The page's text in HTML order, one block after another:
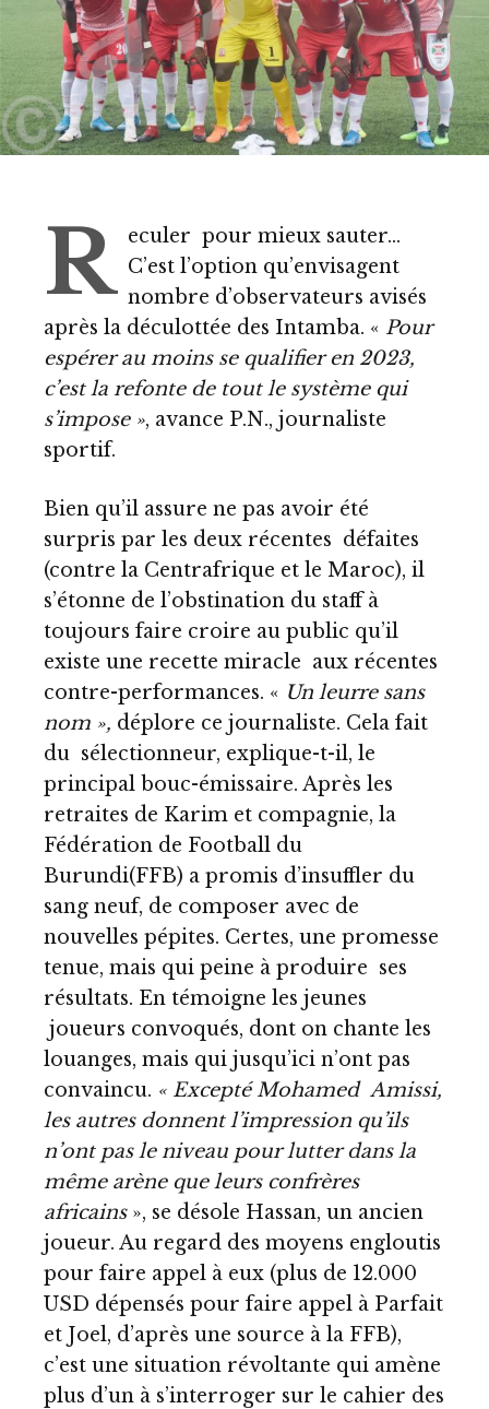
R eculer pour mieux sauter…
C’est l’option qu’envisagent
nombre d’observateurs avisés
après la déculottée des Intamba. « Pour
espérer au moins se qualifier en 2023,
c’est la refonte de tout le système qui
s’impose », avance P.N., journaliste
sportif.
Bien qu’il assure ne pas avoir été
surpris par les deux récentes défaites
(contre la Centrafrique et le Maroc), il
s’étonne de l’obstination du staff à
toujours faire croire au public qu’il
existe une recette miracle aux récentes
contre-performances. « Un leurre sans
nom », déplore ce journaliste. Cela fait
du sélectionneur, explique-t-il, le
principal bouc-émissaire. Après les
retraites de Karim et compagnie, la
Fédération de Football du
Burundi(FFB) a promis d’insuffler du
sang neuf, de composer avec de
nouvelles pépites. Certes, une promesse
tenue, mais qui peine à produire ses
résultats. En témoigne les jeunes
joueurs convoqués, dont on chante les
louanges, mais qui jusqu’ici n’ont pas
convaincu. « Excepté Mohamed Amissi,
les autres donnent l’impression qu’ils
n’ont pas le niveau pour lutter dans la
même arène que leurs confrères
africains», se désole Hassan, un ancien
joueur. Au regard des moyens engloutis
pour faire appel à eux (plus de 12.000
USD dépensés pour faire appel à Parfait
et Joel, d’après une source à la FFB),
c’est une situation révoltante qui amène
plus d’un à s’interroger sur le cahier des